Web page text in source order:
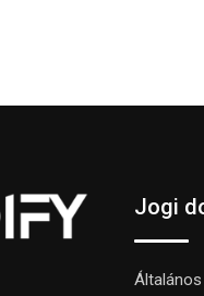
Jogi